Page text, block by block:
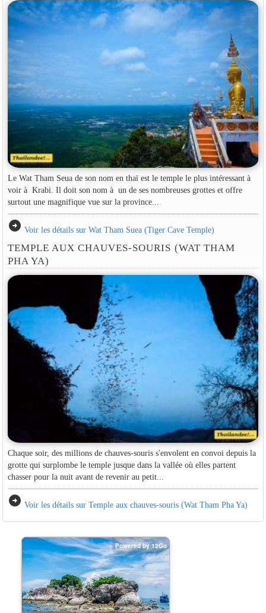
Le Wat Tham Seua de son nom en thaï est le temple le plus intéressant à
voir à Krabi. Il doit son nom à un de ses nombreuses grottes et offre
surtout une magnifique vue sur la province...
arrow_circle_right Voir les détails sur Wat Tham Suea (Tiger Cave Temple)
TEMPLE AUX CHAUVES-SOURIS (WAT THAM
PHA YA)
Chaque soir, des millions de chauves-souris s'envolent en convoi depuis la
grotte qui surplombe le temple jusque dans la vallée où elles partent
chasser pour la nuit avant de revenir au petit...
arrow_circle_right Voir les détails sur Temple aux chauves-souris (Wat Tham Pha Ya)